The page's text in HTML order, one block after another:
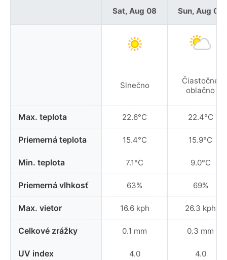
Max. teplota
Priemerná teplota
Min. teplota
Priemerná vlhkosť
Max. vietor
Celkové zrážky
UV index
Sat, Aug 08
Slnečno
22.6°C
15.4°C
7.1°C
63%
16.6 kph
0.1 mm
4.0
Sun, Aug 09
Čiastočne
oblačno
22.4°C
15.9°C
9.0°C
69%
26.3 kph
0.3 mm
4.0